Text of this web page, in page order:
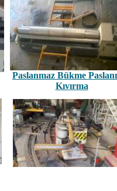
Paslanmaz Bükme
Kıvırma